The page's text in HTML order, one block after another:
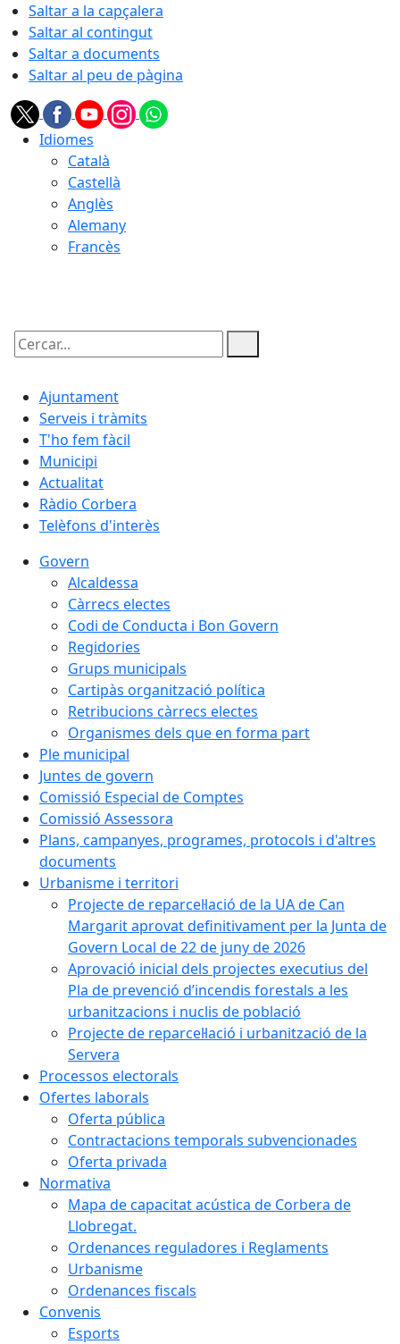
Saltar a la capçalera
Saltar al contingut
Saltar a documents
Saltar al peu de pàgina
Idiomes
Català
Castellà
Anglès
Alemany
Francès
Cercar:
Ajuntament
Serveis i tràmits
T'ho fem fàcil
Municipi
Actualitat
Ràdio Corbera
Telèfons d'interès
Govern
Alcaldessa
Càrrecs electes
Codi de Conducta i Bon Govern
Regidories
Grups municipals
Cartipàs organització política
Retribucions càrrecs electes
Organismes dels que en forma part
Ple municipal
Juntes de govern
Comissió Especial de Comptes
Comissió Assessora
Plans, campanyes, programes, protocols i d'altres
documents
Urbanisme i territori
Projecte de reparcel·lació de la UA de Can
Margarit aprovat definitivament per la Junta de
Govern Local de 22 de juny de 2026
Aprovació inicial dels projectes executius del
Pla de prevenció d’incendis forestals a les
urbanitzacions i nuclis de població
Projecte de reparcel·lació i urbanització de la
Servera
Processos electorals
Ofertes laborals
Oferta pública
Contractacions temporals subvencionades
Oferta privada
Normativa
Mapa de capacitat acústica de Corbera de
Llobregat.
Ordenances reguladores i Reglaments
Urbanisme
Ordenances fiscals
Convenis
Esports